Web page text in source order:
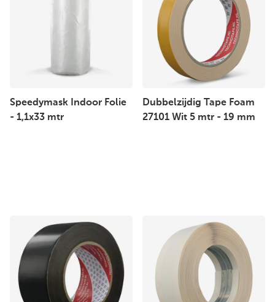
Speedymask Indoor Folie
- 1,1x33 mtr
Dubbelzijdig Tape Foam
27101 Wit 5 mtr - 19 mm